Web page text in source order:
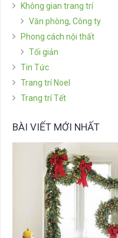
Không gian trang trí
Văn phòng, Công ty
Phong cách nội thất
Tối giản
Tin Tức
Trang trí Noel
Trang trí Tết
BÀI VIẾT MỚI NHẤT